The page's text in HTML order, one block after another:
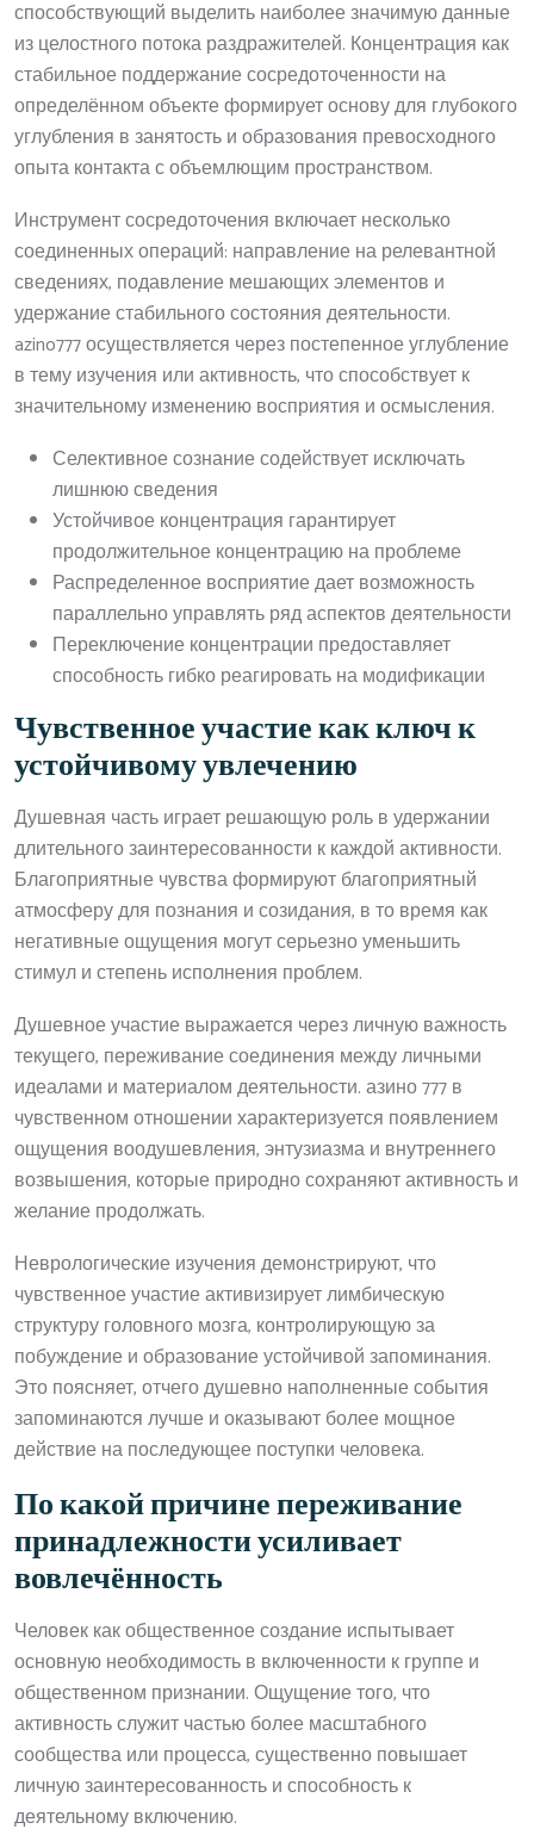
способствующий выделить наиболее значимую данные
из целостного потока раздражителей. Концентрация как
стабильное поддержание сосредоточенности на
определённом объекте формирует основу для глубокого
углубления в занятость и образования превосходного
опыта контакта с объемлющим пространством.
Инструмент сосредоточения включает несколько
соединенных операций: направление на релевантной
сведениях, подавление мешающих элементов и
удержание стабильного состояния деятельности.
azino777 осуществляется через постепенное углубление
в тему изучения или активность, что способствует к
значительному изменению восприятия и осмысления.
Селективное сознание содействует исключать
лишнюю сведения
Устойчивое концентрация гарантирует
продолжительное концентрацию на проблеме
Распределенное восприятие дает возможность
параллельно управлять ряд аспектов деятельности
Переключение концентрации предоставляет
способность гибко реагировать на модификации
Чувственное участие как ключ к
устойчивому увлечению
Душевная часть играет решающую роль в удержании
длительного заинтересованности к каждой активности.
Благоприятные чувства формируют благоприятный
атмосферу для познания и созидания, в то время как
негативные ощущения могут серьезно уменьшить
стимул и степень исполнения проблем.
Душевное участие выражается через личную важность
текущего, переживание соединения между личными
идеалами и материалом деятельности. азино 777 в
чувственном отношении характеризуется появлением
ощущения воодушевления, энтузиазма и внутреннего
возвышения, которые природно сохраняют активность и
желание продолжать.
Неврологические изучения демонстрируют, что
чувственное участие активизирует лимбическую
структуру головного мозга, контролирующую за
побуждение и образование устойчивой запоминания.
Это поясняет, отчего душевно наполненные события
запоминаются лучше и оказывают более мощное
действие на последующее поступки человека.
По какой причине переживание
принадлежности усиливает
вовлечённость
Человек как общественное создание испытывает
основную необходимость в включенности к группе и
общественном признании. Ощущение того, что
активность служит частью более масштабного
сообщества или процесса, существенно повышает
личную заинтересованность и способность к
деятельному включению.